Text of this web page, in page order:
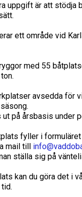
uppgift är att
ett område vid
med 55
avsedda för
på årsbasis under
fyller i formuläret
mail till
ställa sig på
kan du göra det i